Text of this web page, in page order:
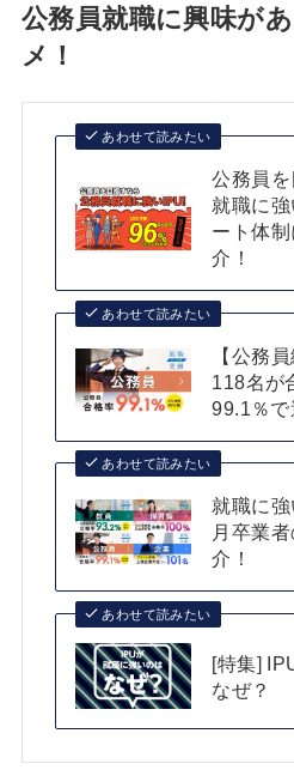
公務員就職に興味が
メ！
あわせて読みたい
公務員
就職に
ート体
介！
あわせて読みたい
【公務
118名が
99.1％で
あわせて読みたい
就職に
月卒業
介！
あわせて読みたい
[特集]
なぜ？